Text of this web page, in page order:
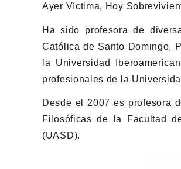
Ayer Víctima, Hoy
Ha sido profesora de
Católica de Santo Domingo,
la Universidad
profesionales de la
Desde el 2007 es profesora
Filosóficas de la Facultad
(UASD).